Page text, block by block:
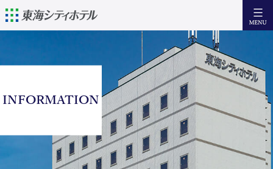
English
簡体中文 繁體中文
住宿
設備·服務
早 餐
訪問
INFORMATION